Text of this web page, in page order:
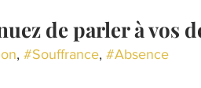
de parler à vos
, #Souffrance, #Absence